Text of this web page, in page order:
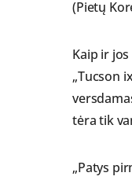
(Pietų
Kaip ir
„Tucson
tėra tik
„Patys